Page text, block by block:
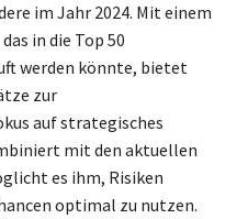
im Jahr 2024. Mit einem
in die Top 50
werden könnte, bietet
zur
auf strategisches
mit den aktuellen
es ihm, Risiken
optimal zu nutzen.